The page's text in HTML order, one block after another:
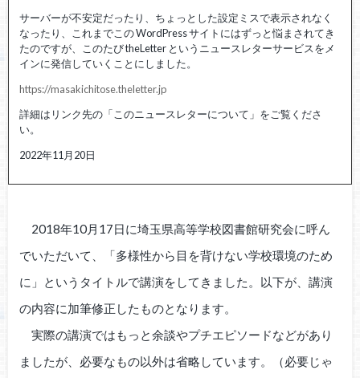
サーバーが不安定だったり、ちょっとした設定ミスで表示されなく
なったり、これまでこの WordPress サイトにはずっと悩まされてき
たのですが、このたび theLetter というニュースレターサービスをメ
インに発信していくことにしました。
https://masakichitose.theletter.jp
詳細はリンク先の「このニュースレターについて」をご覧くださ
い。
2022年11月20日
2018年10月17日に埼玉県高等学校図書館研究会に呼ん
でいただいて、「多様性から目を背けない学校環境のため
に」というタイトルで講演をしてきました。以下が、講演
の内容に加筆修正したものとなります。
実際の講演ではもっと余談やプチエピソードなどがあり
ましたが、必要なもの以外は省略しています。（必要じゃ